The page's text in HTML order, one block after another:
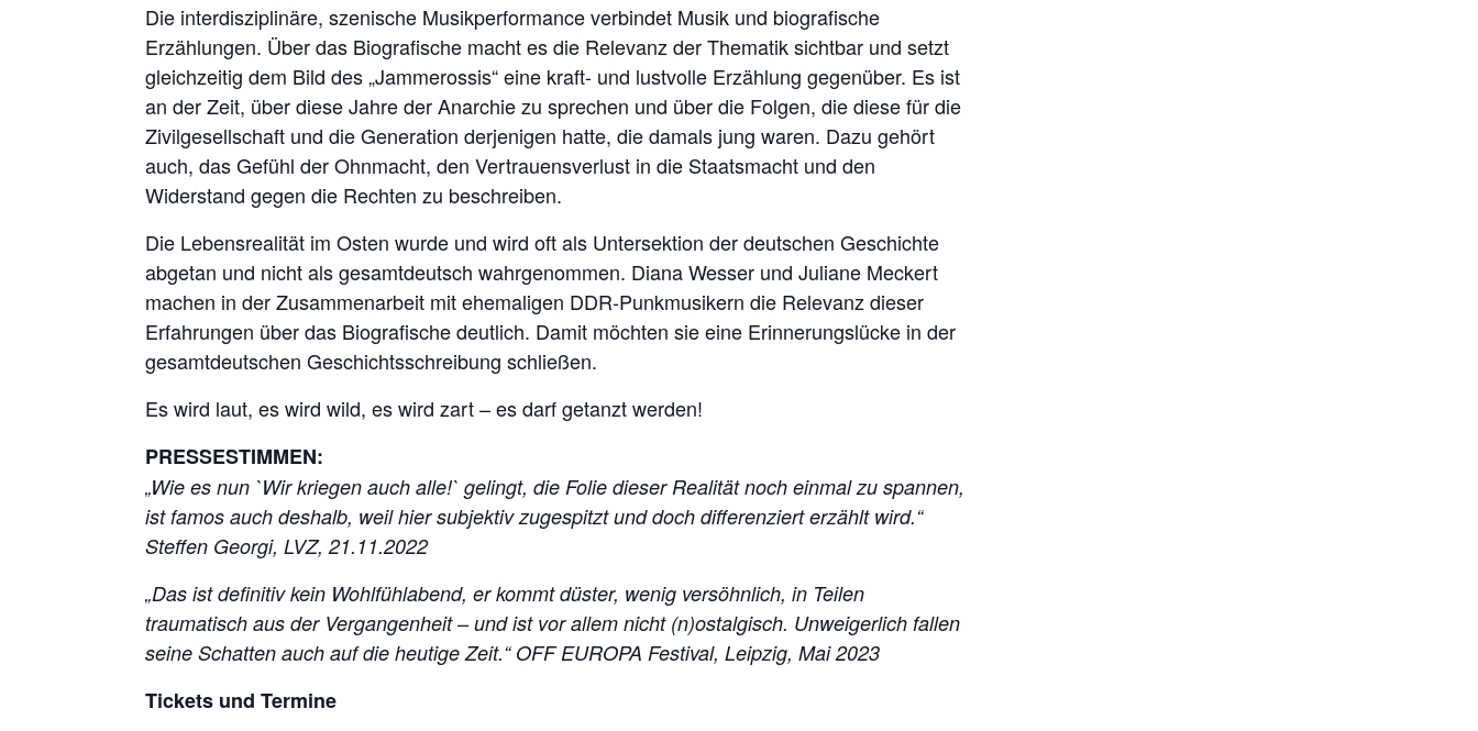
Die interdisziplinäre, szenische Musikperformance verbindet Musik und biografische
Erzählungen. Über das Biografische macht es die Relevanz der Thematik sichtbar und setzt
gleichzeitig dem Bild des „Jammerossis“ eine kraft- und lustvolle Erzählung gegenüber. Es ist
an der Zeit, über diese Jahre der Anarchie zu sprechen und über die Folgen, die diese für die
Zivilgesellschaft und die Generation derjenigen hatte, die damals jung waren. Dazu gehört
auch, das Gefühl der Ohnmacht, den Vertrauensverlust in die Staatsmacht und den
Widerstand gegen die Rechten zu beschreiben.
Die Lebensrealität im Osten wurde und wird oft als Untersektion der deutschen Geschichte
abgetan und nicht als gesamtdeutsch wahrgenommen. Diana Wesser und Juliane Meckert
machen in der Zusammenarbeit mit ehemaligen DDR-Punkmusikern die Relevanz dieser
Erfahrungen über das Biografische deutlich. Damit möchten sie eine Erinnerungslücke in der
gesamtdeutschen Geschichtsschreibung schließen.
Es wird laut, es wird wild, es wird zart – es darf getanzt werden!
PRESSESTIMMEN:
„Wie es nun `Wir kriegen auch alle!` gelingt, die Folie dieser Realität noch einmal zu spannen,
ist famos auch deshalb, weil hier subjektiv zugespitzt und doch differenziert erzählt wird.“
Steffen Georgi, LVZ, 21.11.2022
„Das ist definitiv kein Wohlfühlabend, er kommt düster, wenig versöhnlich, in Teilen
traumatisch aus der Vergangenheit – und ist vor allem nicht (n)ostalgisch. Unweigerlich fallen
seine Schatten auch auf die heutige Zeit.“ OFF EUROPA Festival, Leipzig, Mai 2023
Tickets und Termine